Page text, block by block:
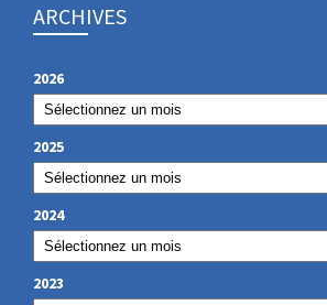
ARCHIVES
2026
2025
2024
2023